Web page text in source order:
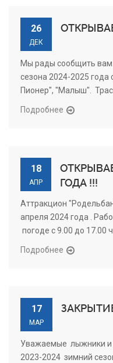
26
ДЕК
Мы рады сообщить вам
сезона 2024-2025 года
Пионер", "Малыш".
Подробнее
18
АПР
ГОДА !!!
Аттракцион
апреля 2024 года .
погоде с 9.00 до 17.00
Подробнее
17
МАР
Уважаемые лыжники и
2023-2024 зимний